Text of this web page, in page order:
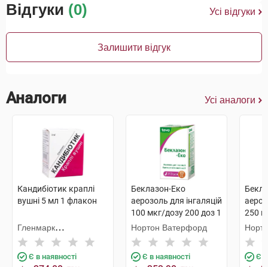
Відгуки (0) Усі відгуки
Залишити відгук
Аналоги Усі аналоги
Кандибіотик краплі
вушні 5 мл 1 флакон
Гленмарк
Фармасьютикалз
Є в наявності
Беклазон-Еко
аерозоль для інгаляцій
100 мкг/дозу 200 доз 1
флакон
Нортон Ватерфорд
Є в наявності
250
Є в